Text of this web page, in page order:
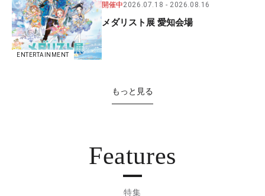
ENTERTAINMENT
開催中2026.07.18 2026.08.16
メダリスト展 愛知会場
もっと見る
Features
特集